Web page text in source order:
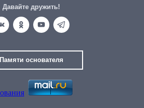
Давайте дружить!
Памяти основателя